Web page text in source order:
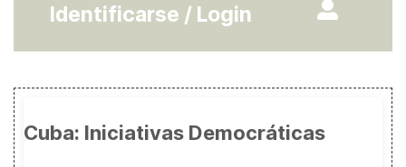
Identificarse / Login
Cuba: Iniciativas Democráticas